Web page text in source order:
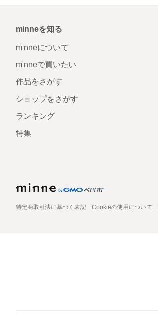
minneを知る
minneについて
minneで買いたい
作品をさがす
ショップをさがす
ランキング
特集
特定商取引法に基づく表記 Cookieの使用について